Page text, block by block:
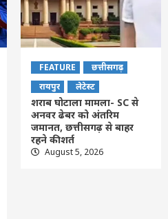
FEATURE
छत्तीसगढ़
रायपुर
लेटेस्ट
शराब घोटाला मामला- SC से
अनवर ढेबर को अंतरिम
जमानत, छत्तीसगढ़ से बाहर
रहने की शर्त
August 5, 2026